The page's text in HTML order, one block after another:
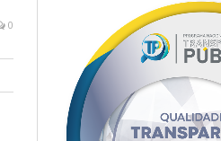
0